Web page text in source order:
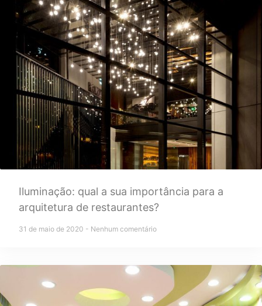
Iluminação: qual a sua importância para a
arquitetura de restaurantes?
31 de maio de 2020 Nenhum comentário